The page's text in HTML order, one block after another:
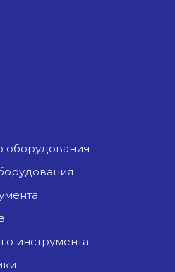
оборудования
инструмента